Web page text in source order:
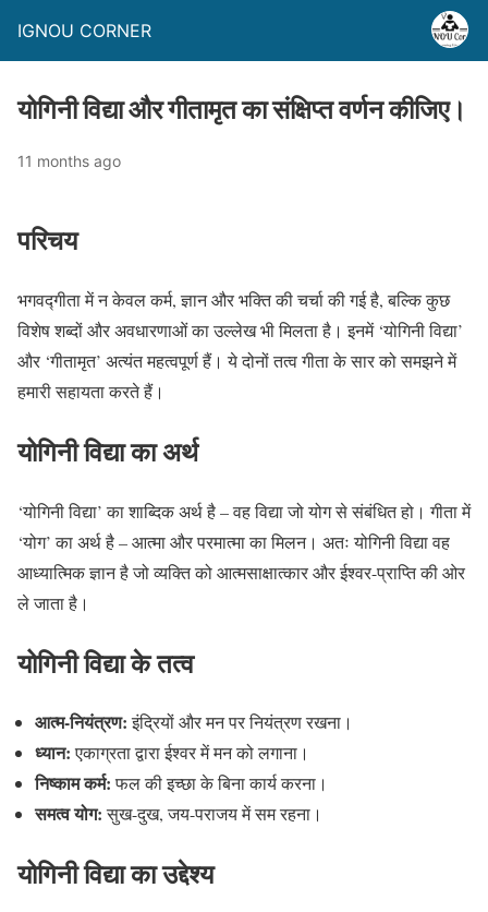
IGNOU CORNER
योगिनी विद्या और गीतामृत का संक्षिप्त वर्णन कीजिए।
11 months ago
परिचय
भगवद्गीता में न केवल कर्म, ज्ञान और भक्ति की चर्चा की गई है, बल्कि कुछ
विशेष शब्दों और अवधारणाओं का उल्लेख भी मिलता है। इनमें ‘योगिनी विद्या’
और ‘गीतामृत’ अत्यंत महत्वपूर्ण हैं। ये दोनों तत्व गीता के सार को समझने में
हमारी सहायता करते हैं।
योगिनी विद्या का अर्थ
‘योगिनी विद्या’ का शाब्दिक अर्थ है – वह विद्या जो योग से संबंधित हो। गीता में
‘योग’ का अर्थ है – आत्मा और परमात्मा का मिलन। अतः योगिनी विद्या वह
आध्यात्मिक ज्ञान है जो व्यक्ति को आत्मसाक्षात्कार और ईश्वर-प्राप्ति की ओर
ले जाता है।
योगिनी विद्या के तत्व
आत्म-नियंत्रण:इंद्रियों और मन पर नियंत्रण रखना।
ध्यान:एकाग्रता द्वारा ईश्वर में मन को लगाना।
निष्काम कर्म:फल की इच्छा के बिना कार्य करना।
समत्व योग:सुख-दुख, जय-पराजय में सम रहना।
योगिनी विद्या का उद्देश्य